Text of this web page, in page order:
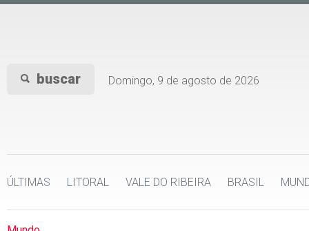
buscar Domingo, 9 de agosto de 2026
ÚLTIMAS LITORAL VALE DO RIBEIRA BRASIL